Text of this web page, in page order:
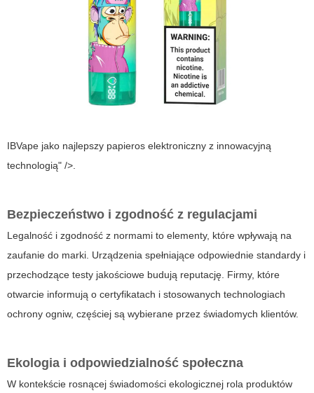
IBVape jako najlepszy papieros elektroniczny z innowacyjną
technologią" />.
Bezpieczeństwo i zgodność z regulacjami
Legalność i zgodność z normami to elementy, które wpływają na
zaufanie do marki. Urządzenia spełniające odpowiednie standardy i
przechodzące testy jakościowe budują reputację. Firmy, które
otwarcie informują o certyfikatach i stosowanych technologiach
ochrony ogniw, częściej są wybierane przez świadomych klientów.
Ekologia i odpowiedzialność społeczna
W kontekście rosnącej świadomości ekologicznej rola produktów